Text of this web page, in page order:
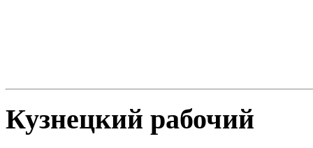
Кузнецкий рабочий